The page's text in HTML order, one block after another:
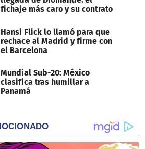
fichaje más caro y su contrato
Hansi Flick lo llamó para que
rechace al Madrid y firme con
el Barcelona
Mundial Sub-20: México
clasifica tras humillar a
Panamá